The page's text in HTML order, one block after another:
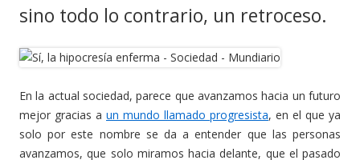
sino todo lo contrario, un retroceso.
En la actual sociedad, parece que avanzamos hacia un futuro
mejor gracias a un mundo llamado progresista, en el que ya
solo por este nombre se da a entender que las personas
avanzamos, que solo miramos hacia delante, que el pasado